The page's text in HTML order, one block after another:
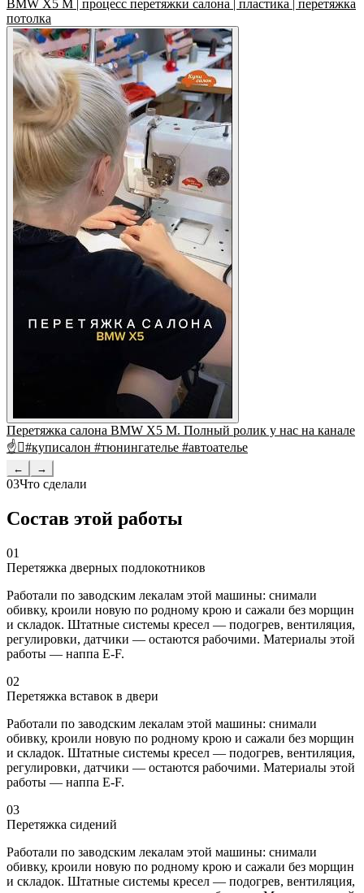
BMW X5 M | процесс перетяжки салона | пластика | перетяжка
потолка
Перетяжка салона BMW X5 M. Полный ролик у нас на канале
☝#куписалон #тюнингателье #автоателье
← →
03Что сделали
Состав этой работы
01
Перетяжка дверных подлокотников
Работали по заводским лекалам этой машины: снимали
обивку, кроили новую по родному крою и сажали без морщин
и складок. Штатные системы кресел — подогрев, вентиляция,
регулировки, датчики — остаются рабочими. Материалы этой
работы — наппа E-F.
02
Перетяжка вставок в двери
Работали по заводским лекалам этой машины: снимали
обивку, кроили новую по родному крою и сажали без морщин
и складок. Штатные системы кресел — подогрев, вентиляция,
регулировки, датчики — остаются рабочими. Материалы этой
работы — наппа E-F.
03
Перетяжка сидений
Работали по заводским лекалам этой машины: снимали
обивку, кроили новую по родному крою и сажали без морщин
и складок. Штатные системы кресел — подогрев, вентиляция,